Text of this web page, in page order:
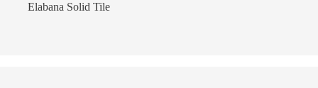
Elabana Solid Tile